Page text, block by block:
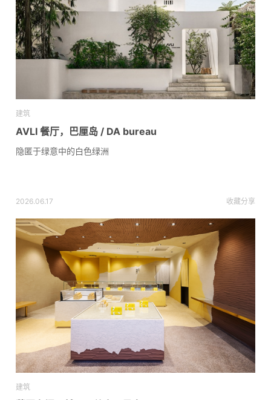
建筑
AVLI 餐厅，巴厘岛 / DA bureau
隐匿于绿意中的白色绿洲
2026.06.17 收藏分享
建筑